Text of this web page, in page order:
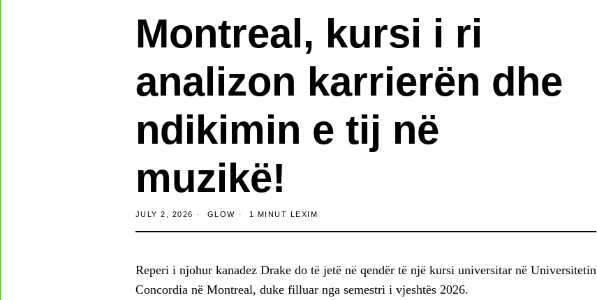
Montreal, kursi i ri
analizon karrierën dhe
ndikimin e tij në
muzikë!
JULY 2, 2026 GLOW 1 MINUT LEXIM
Reperi i njohur kanadez Drake do të jetë në qendër të një kursi universitar në Universitetin
Concordia në Montreal, duke filluar nga semestri i vjeshtës 2026.